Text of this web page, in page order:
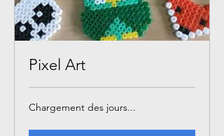
Pixel Art
Chargement des jours...